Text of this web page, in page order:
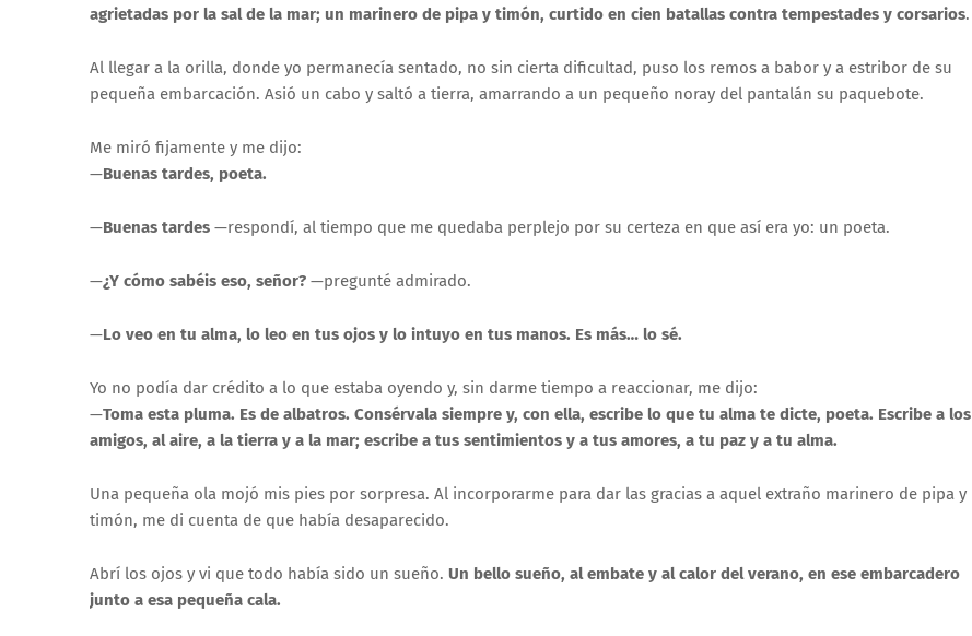
agrietadas por la sal de la mar; un marinero de pipa y timón, curtido en cien batallas contra tempestades y corsarios.
Al llegar a la orilla, donde yo permanecía sentado, no sin cierta dificultad, puso los remos a babor y a estribor de su
pequeña embarcación. Asió un cabo y saltó a tierra, amarrando a un pequeño noray del pantalán su paquebote.
Me miró fijamente y me dijo:
—Buenas tardes, poeta.
—Buenas tardes —respondí, al tiempo que me quedaba perplejo por su certeza en que así era yo: un poeta.
—¿Y cómo sabéis eso, señor? —pregunté admirado.
—Lo veo en tu alma, lo leo en tus ojos y lo intuyo en tus manos. Es más… lo sé.
Yo no podía dar crédito a lo que estaba oyendo y, sin darme tiempo a reaccionar, me dijo:
—Toma esta pluma. Es de albatros. Consérvala siempre y, con ella, escribe lo que tu alma te dicte, poeta. Escribe a los
amigos, al aire, a la tierra y a la mar; escribe a tus sentimientos y a tus amores, a tu paz y a tu alma.
Una pequeña ola mojó mis pies por sorpresa. Al incorporarme para dar las gracias a aquel extraño marinero de pipa y
timón, me di cuenta de que había desaparecido.
Abrí los ojos y vi que todo había sido un sueño. Un bello sueño, al embate y al calor del verano, en ese embarcadero
junto a esa pequeña cala.